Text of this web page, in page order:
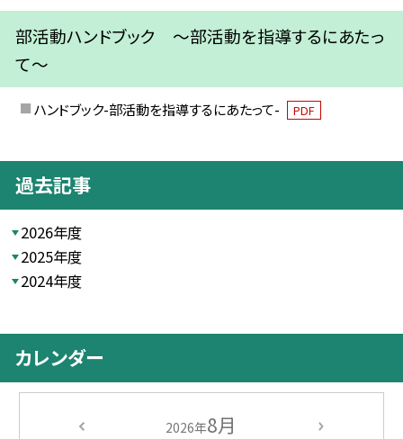
部活動ハンドブック ～部活動を指導するにあたっ
て～
ハンドブック-部活動を指導するにあたって- PDF
過去記事
2026年度
2025年度
2024年度
カレンダー
2026年8月